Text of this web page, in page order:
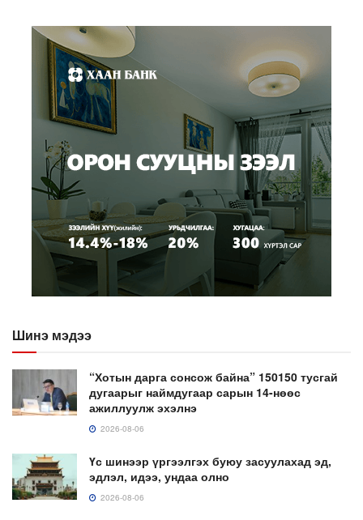
Шинэ мэдээ
“Хотын дарга сонсож байна” 150150 тусгай
дугаарыг наймдугаар сарын 14-нөөс
ажиллуулж эхэлнэ
2026-08-06
Үс шинээр үргээлгэх буюу засуулахад эд,
эдлэл, идээ, ундаа олно
2026-08-06